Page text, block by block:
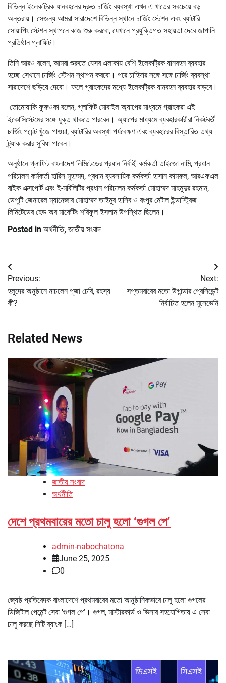
বিভিন্ন ইলেকট্রিক যানবহনের দ্রুত চার্জিং ব্যবস্থা এখন এ খাতের সবচেয়ে বড়
অন্তরায়। সেজন্য আমরা সারাদেশে বিভিন্ন স্থানে চার্জিং স্টেশন এবং ব্যাটারি
সোয়াপিং স্টেশন স্থাপনে কাজ শুরু করবো, যেখানে প্রযুক্তিগত সহায়তা দেবে জাপানি
প্রতিষ্ঠান গ্লাফিট।
তিনি আরও বলেন, আমরা শুরুতে যেসব এলাকায় বেশি ইলেকট্রিক যানবহন ব্যবহার
হচ্ছে সেখানে চার্জিং স্টেশন স্থাপন করবো। পরে চাহিদার সঙ্গে সঙ্গে চার্জিং ব্যবস্থা
সারাদেশে ছড়িয়ে দেবো। ফলে গ্রাহকদের মধ্যে ইলেকট্রিক যানবহন ব্যবহার বাড়বে।
তোমোয়াকি ফুরুওকা বলেন, গ্লাফিট মোবাইল অ্যাপের মাধ্যমে গ্রাহকরা এই
ইকোসিস্টেমের সঙ্গে যুক্ত থাকতে পারবেন। অ্যাপের মাধ্যমে ব্যবহারকারীরা নিকটবর্তী
চার্জিং পয়েন্ট খুঁজে পাওয়া, ব্যাটারির অবস্থা পর্যবেক্ষণ এবং ব্যবহারের বিস্তারিত তথ্য
ট্র্যাক করার সুবিধা পাবেন।
অনুষ্ঠানে গ্লাফিট বাংলাদেশ লিমিটেডের প্রধান নির্বাহী কর্মকর্তা তাইজো নামি, প্রধান
পরিচালন কর্মকর্তা হারিস মুহাম্মদ, প্রধান ব্যবসায়িক কর্মকর্তা হাসান কামরুল, আরএফএল
বাইক এক্সপোর্ট এবং ই-মবিলিটির প্রধান পরিচালন কর্মকর্তা মোহাম্মদ মাহমুদুর রহমান,
ডেপুটি জেনারেল ম্যানেজার মোহাম্মদ তাইমুর হাসিব ও রংপুর মেটাল ইন্ডাস্ট্রিজ
লিমিটেডের হেড অব মার্কেটিং শরিফুল ইসলাম উপস্থিত ছিলেন।
Posted in অর্থনীতি, জাতীয় সংবাদ
Post
navigation
Previous:
হলুদের অনুষ্ঠানে নাচলেন পূজা চেরি, রহস্য
কী?
Next:
সপ্তমবারের মতো উগান্ডার প্রেসিডেন্ট
নির্বাচিত হলেন মুসেভেনি
Related News
জাতীয় সংবাদ
অর্থনীতি
দেশে প্রথমবারের মতো চালু হলো ‘গুগল পে’
admin-nabochatona
June 25, 2025
0
জ্যেষ্ঠ প্রতিবেদক বাংলাদেশে প্রথমবারের মতো আনুষ্ঠানিকভাবে চালু হলো গুগলের
ডিজিটাল পেমেন্ট সেবা ‘গুগল পে’। গুগল, মাস্টারকার্ড ও ভিসার সহযোগিতায় এ সেবা
চালু করছে সিটি ব্যাংক […]